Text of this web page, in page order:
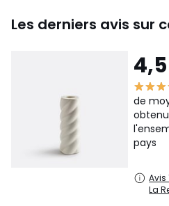
Les derniers avis sur
4,5
de
pays
Avis
La